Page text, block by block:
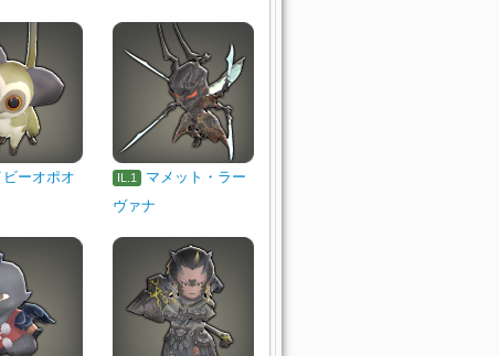
ビーオポオ
IL.1
マメット・ラー
ヴァナ